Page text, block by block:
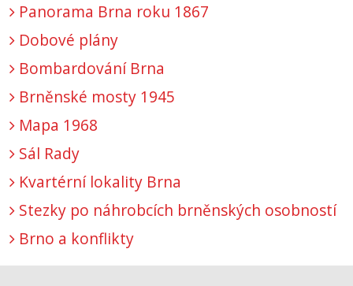
Panorama Brna roku 1867
Dobové plány
Bombardování Brna
Brněnské mosty 1945
Mapa 1968
Sál Rady
Kvartérní lokality Brna
Stezky po náhrobcích brněnských osobností
Brno a konflikty